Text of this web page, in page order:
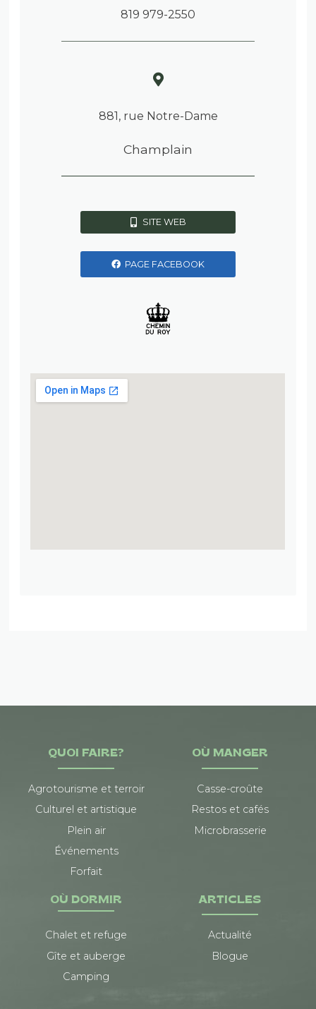
819 979-2550
881, rue Notre-Dame
Champlain
SITE WEB
PAGE FACEBOOK
QUOI FAIRE?
Agrotourisme et terroir
Culturel et artistique
Plein air
Événements
Forfait
OÙ MANGER
Casse-croûte
Restos et cafés
Microbrasserie
OÙ DORMIR
Chalet et refuge
Gîte et auberge
Camping
ARTICLES
Actualité
Blogue